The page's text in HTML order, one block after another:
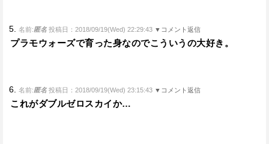
5. 名前:匿名 投稿日：2018/09/19(Wed) 22:29:43 ▼コメント返信
プラモウォーズで育った身なのでこういうの大好き。
6. 名前:匿名 投稿日：2018/09/19(Wed) 23:15:43 ▼コメント返信
これがダブルゼロスカイか…